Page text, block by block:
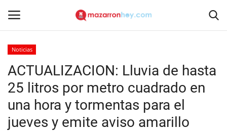
Inicio
Contacto
Noticias
ACTUALIZACION: Lluvia de hasta
25 litros por metro cuadrado en
una hora y tormentas para el
jueves y emite aviso amarillo